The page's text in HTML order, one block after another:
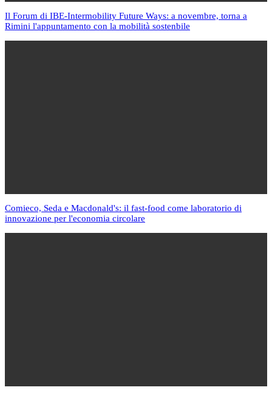
Il Forum di IBE-Intermobility Future Ways: a novembre, torna a
Rimini l'appuntamento con la mobilità sostenbile
Comieco, Seda e Macdonald's: il fast-food come laboratorio di
innovazione per l'economia circolare